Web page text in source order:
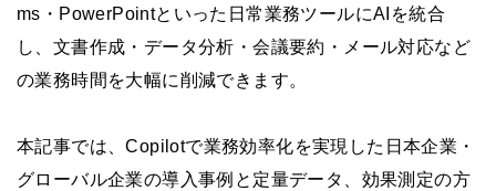
ms・PowerPointといった日常業務ツールにAIを統合
し、文書作成・データ分析・会議要約・メール対応など
の業務時間を大幅に削減できます。
本記事では、Copilotで業務効率化を実現した日本企業・
グローバル企業の導入事例と定量データ、効果測定の方